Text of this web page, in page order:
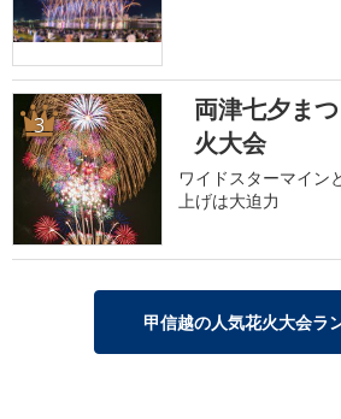
3
両津七夕ま
火大会
ワイドスターマイン
上げは大迫力
甲信越の人気花火大会ラ